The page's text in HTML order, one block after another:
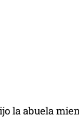
la abuela